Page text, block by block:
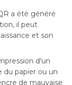
a été généré
il peut
et son
d'un
du papier ou un
de mauvaise